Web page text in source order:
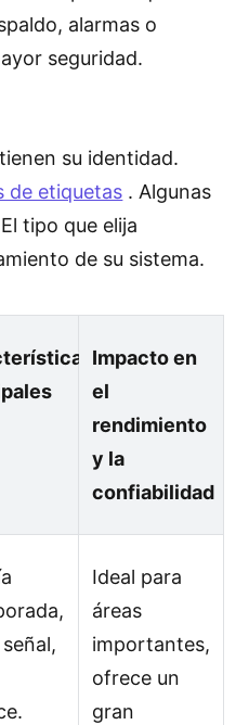
alarmas o
seguridad.
su identidad.
de etiquetas . Algunas
tipo que elija
de su sistema.
Impacto en
el
rendimiento
y la
confiabilidad
Ideal para
áreas
importantes,
ofrece un
gran